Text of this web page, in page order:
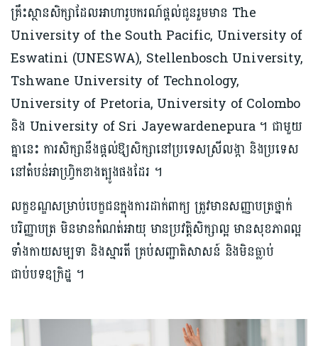
គ្រឹះស្ថានសិក្សាដែលអាហារូបករណ៍ផ្ដល់ជូនរួមមាន The
University of the South Pacific, University of
Eswatini (UNESWA), Stellenbosch University,
Tshwane University of Technology,
University of Pretoria, University of Colombo
និង University of Sri Jayewardenepura ។ ជាមួយ
គ្នានេះ ការសិក្សានឹងផ្ដល់ឱ្យសិក្សានៅប្រទេសស្រីលង្កា និងប្រទេស
នៅតំបន់អាហ្វ្រិកខាងត្បូងផងដែរ ។
លក្ខខណ្ឌសម្រាប់បេក្ខជនក្នុងការដាក់ពាក្យ ត្រូវមានសញ្ញាបត្រថ្នាក់
បរិញ្ញាបត្រ មិនមានកំណត់អាយុ មានប្រវត្តិសិក្សាល្អ មានសុខភាពល្អ
ទាំងកាយសម្បទា និងស្មារតី គ្រប់សញ្ជាតិសាសន៍ និងមិនធ្លាប់
ជាប់បទឧក្រិដ្ឋ ។